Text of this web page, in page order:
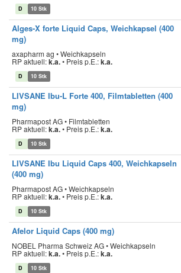
D 10 Stk
Alges-X forte Liquid Caps, Weichkapsel (400
mg)
axapharm ag • Weichkapseln
RP aktuell:k.a.• Preis p.E.:k.a.
D 10 Stk
LIVSANE Ibu-L Forte 400, Filmtabletten (400
mg)
Pharmapost AG • Filmtabletten
RP aktuell:k.a.• Preis p.E.:k.a.
D 10 Stk
LIVSANE Ibu Liquid Caps 400, Weichkapseln
(400 mg)
Pharmapost AG • Weichkapseln
RP aktuell:k.a.• Preis p.E.:k.a.
D 10 Stk
Afelor Liquid Caps (400 mg)
NOBEL Pharma Schweiz AG • Weichkapseln
RP aktuell:k.a.• Preis p.E.:k.a.
D 10 Stk